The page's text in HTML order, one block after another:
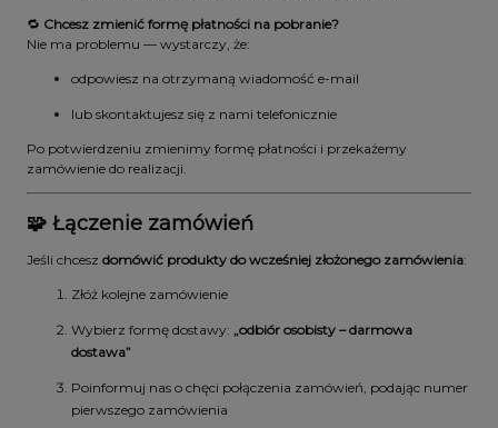
🔁 Chcesz zmienić formę płatności na pobranie?
Nie ma problemu — wystarczy, że:
odpowiesz na otrzymaną wiadomość e-mail
lub skontaktujesz się z nami telefonicznie
Po potwierdzeniu zmienimy formę płatności i przekażemy
zamówienie do realizacji.
🧩 Łączenie zamówień
Jeśli chcesz domówić produkty do wcześniej złożonego zamówienia:
Złóż kolejne zamówienie
Wybierz formę dostawy: „odbiór osobisty – darmowa
dostawa”
Poinformuj nas o chęci połączenia zamówień, podając numer
pierwszego zamówienia